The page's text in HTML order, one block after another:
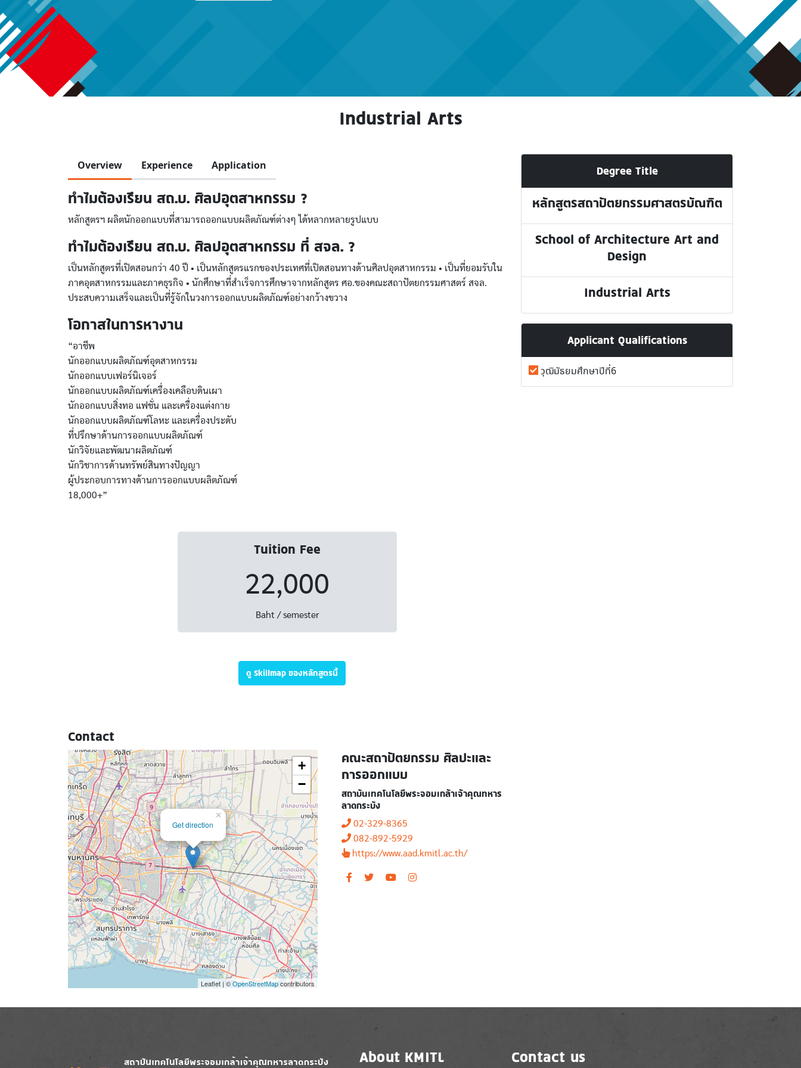
Industrial Arts
Overview Experience Application
ทำไมต้องเรียน สถ.บ. ศิลปอุตสาหกรรม ?
หลักสูตรฯ ผลิตนักออกแบบที่สามารถออกแบบผลิตภัณฑ์ต่างๆ ได้หลากหลายรูปแบบ
ทำไมต้องเรียน สถ.บ. ศิลปอุตสาหกรรม ที่ สจล. ?
เป็นหลักสูตรที่เปิดสอนกว่า 40 ปี • เป็นหลักสูตรแรกของประเทศที่เปิดสอนทางด้านศิลปอุตสาหกรรม • เป็นที่ยอมรับใน
ภาคอุตสาหกรรมและภาคธุรกิจ • นักศึกษาที่สำเร็จการศึกษาจากหลักสูตร ศอ.ของคณะสถาปัตยกรรมศาสตร์ สจล.
ประสบความเสร็จและเป็นที่รู้จักในวงการออกแบบผลิตภัณฑ์อย่างกว้างขวาง
โอกาสในการหางาน
“อาชีพ
นักออกแบบผลิตภัณฑ์อุตสาหกรรม
นักออกแบบเฟอร์นิเจอร์
นักออกแบบผลิตภัณฑ์เครื่องเคลือบดินเผา
นักออกแบบสิ่งทอ แฟชั่น และเครื่องแต่งกาย
นักออกแบบผลิตภัณฑ์โลหะ และเครื่องประดับ
ที่ปรึกษาด้านการออกแบบผลิตภัณฑ์
นักวิจัยและพัฒนาผลิตภัณฑ์
นักวิชาการด้านทรัพย์สินทางปัญญา
ผู้ประกอบการทางด้านการออกแบบผลิตภัณฑ์
18,000+”
Tuition Fee
22,000
Baht / semester
ดู Skillmap ของหลักสูตรนี้
Contact
Get direction
×
+
−
Leaflet | ©OpenStreetMapcontributors
คณะสถาปัตยกรรม ศิลปะและ
การออกแบบ
สถาบันเทคโนโลยีพระจอมเกล้าเจ้าคุณทหาร
ลาดกระบัง
02-329-8365
082-892-5929
https://www.aad.kmitl.ac.th/
Degree Title
หลักสูตรสถาปัตยกรรมศาสตรบัณฑิต
School of Architecture Art and
Design
Industrial Arts
Applicant Qualifications
วุฒิมัธยมศึกษาปีที่6
Image Image About KMITL Contact us